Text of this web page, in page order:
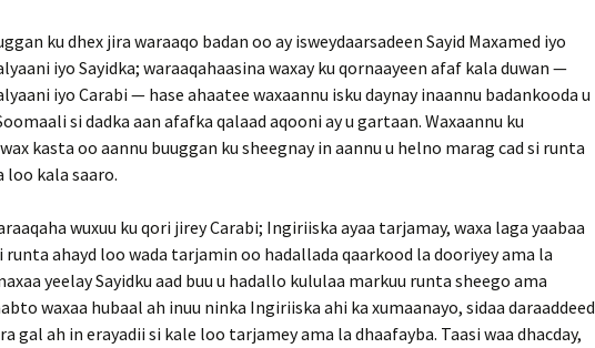
ku dhex jira waraaqo badan oo ay isweydaarsadeen Sayid Maxamed iyo
iyo Sayidka; waraaqahaasina waxay ku qornaayeen afaf kala duwan —
iyo Carabi — hase ahaatee waxaannu isku daynay inaannu badankooda u
si dadka aan afafka qalaad aqooni ay u gartaan. Wa­xaannu ku
kasta oo aannu buuggan ku sheegnay in aannu u helno marag cad si runta
loo kala saaro.
wuxuu ku qori jirey Carabi; Ingiriiska ayaa tarjamay, waxa laga yaabaa
runta ahayd loo wada tarjamin oo hadallada qaarkood la dooriyey ama la
yeelay Sayidku aad buu u hadallo kululaa markuu runta sheego ama
waxaa hubaal ah inuu ninka Ingiriiska ahi ka xumaanayo, sidaa daraaddeed
gal ah in erayadii si kale loo tarjamey ama la dhaafayba. Taasi waa dhacday,